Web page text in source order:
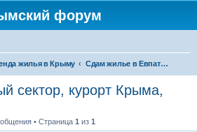
форум
жилья в Крыму Сдам жилье в Евпатории, Саках
сектор, курорт Крыма,
• Страница 1 из 1